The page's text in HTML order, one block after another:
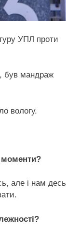
УПЛ проти
був мандраж
вологу.
моменти?
але і нам десь